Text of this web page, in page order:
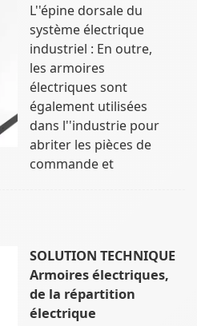
L''épine dorsale du
système électrique
industriel : En outre,
les armoires
électriques sont
également utilisées
dans l''industrie pour
abriter les pièces de
commande et
SOLUTION TECHNIQUE
Armoires électriques,
de la répartition
électrique